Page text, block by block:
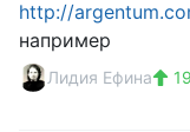
http://
например
Лидия Ефина